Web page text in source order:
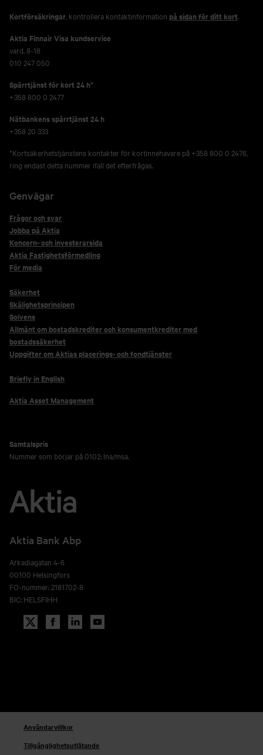
Kortförsäkringar , kontrollera kontaktinformation på sidan för ditt kort.
Aktia Finnair Visa kundservice
vard. 8-18
010 247 050
Spärrtjänst för kort 24 h*
+358 800 0 2477
Nätbankens spärrtjänst 24 h
+358 20 333
*Kortsäkerhetstjänstens kontakter för kortinnehavare på +358 800 0 2476,
ring endast detta nummer ifall det efterfrågas.
Genvägar
Frågor och svar
Jobba på Aktia
Koncern- och investerarsida
Aktia Fastighetsförmedling
För media
Säkerhet
Skälighetsprincipen
Solvens
Allmänt om bostadskrediter och konsumentkrediter med
bostadssäkerhet
Uppgifter om Aktias placerings- och fondtjänster
Briefly in English
Aktia Asset Management
Samtalspris
Nummer som börjar på 0102: lna/msa.
Aktia Bank Abp
Arkadiagatan 4-6
00100 Helsingfors
FO-nummer: 2181702-8
BIC: HELSFIHH
Användarvillkor
Tillgänglighetsutlåtande